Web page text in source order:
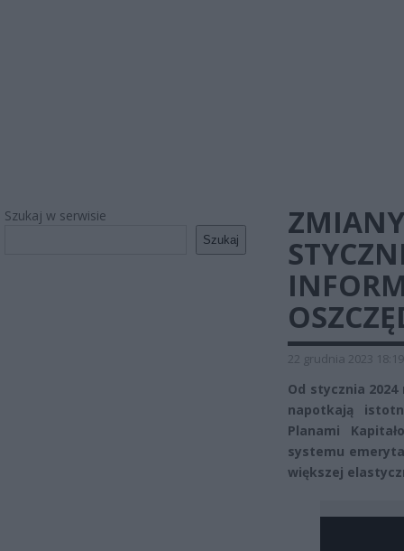
Szukaj w serwisie
Szukaj
22 grudnia 2023 18:19
Od stycznia
napotkają
Planami
systemu
większej